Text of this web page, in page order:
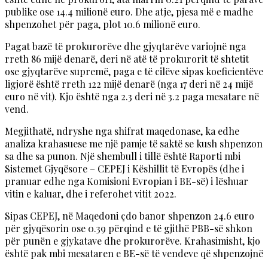
publike ose 14.4 milionë euro. Dhe atje, pjesa më e madhe
shpenzohet për paga, plot 10.6 milionë euro.
Pagat bazë të prokurorëve dhe gjyqtarëve variojnë nga
rreth 86 mijë denarë, deri në atë të prokurorit të shtetit
ose gjyqtarëve supremë, paga e të cilëve sipas koeficientëve
ligjorë është rreth 122 mijë denarë (nga 17 deri në 24 mijë
euro në vit). Kjo është nga 2.3 deri në 3.2 paga mesatare në
vend.
Megjithatë, ndryshe nga shifrat maqedonase, ka edhe
analiza krahasuese me një pamje të saktë se kush shpenzon
sa dhe sa punon. Një shembull i tillë është Raporti mbi
Sistemet Gjyqësore – CEPEJ i Këshillit të Evropës (dhe i
pranuar edhe nga Komisioni Evropian i BE-së) i lëshuar
vitin e kaluar, dhe i referohet vitit 2022.
Sipas CEPEJ, në Maqedoni çdo banor shpenzon 24.6 euro
për gjyqësorin ose 0.39 përqind e të gjithë PBB-së shkon
për punën e gjykatave dhe prokurorëve. Krahasimisht, kjo
është pak mbi mesataren e BE-së të vendeve që shpenzojnë